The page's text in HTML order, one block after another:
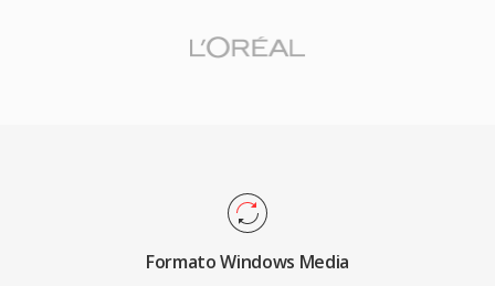
miden los códecs comprimidos.
dio a WMA una fuerte ventaja de distribución
manejan nativamente en Windows, sin requerir
software de terceros para la reproducción en
cualquier máquina Windows. El soporte
Formato Windows Media